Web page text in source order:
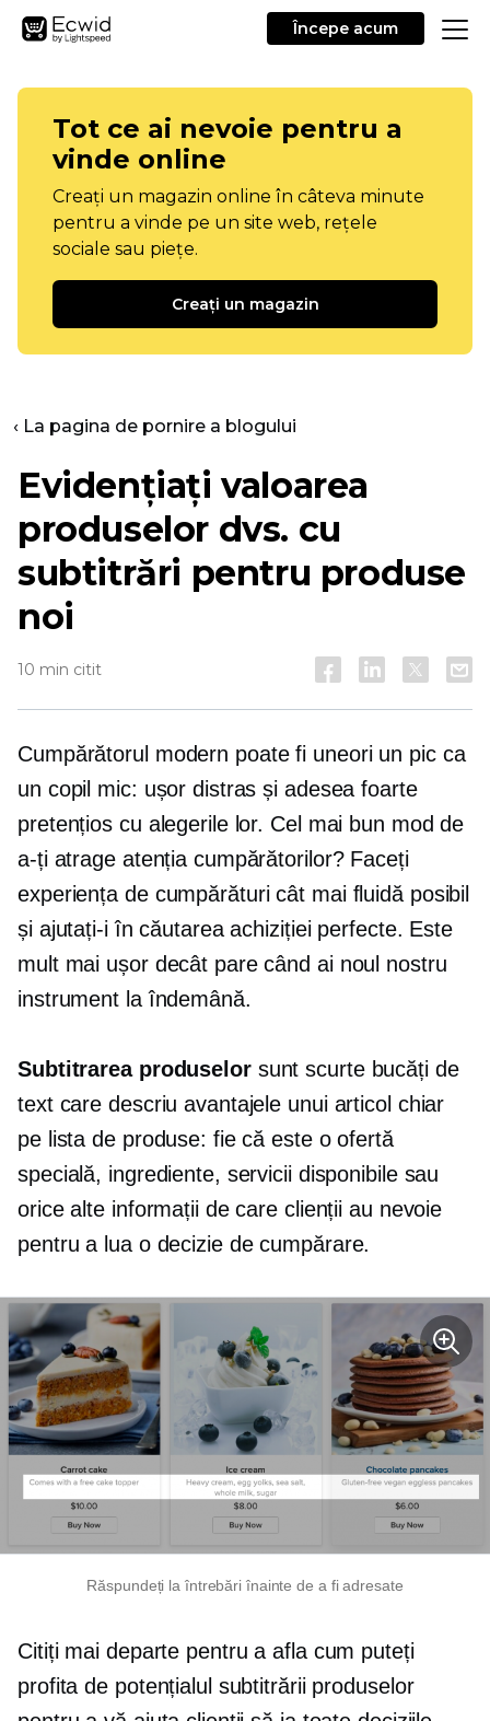
Începe acum
Tot ce ai nevoie pentru a
vinde online
Creați un magazin online în câteva minute
pentru a vinde pe un site web, rețele
sociale sau piețe.
Creați un magazin
‹ La pagina de pornire a blogului
Evidențiați valoarea
produselor dvs. cu
subtitrări pentru produse
noi
10 min citit
Cumpărătorul modern poate fi uneori un pic ca
un copil mic: ușor distras și adesea foarte
pretențios cu alegerile lor. Cel mai bun mod de
a-ți atrage atenția cumpărătorilor? Faceți
experiența de cumpărături cât mai fluidă posibil
și ajutați-i în căutarea achiziției perfecte. Este
mult mai ușor decât pare când ai noul nostru
instrument la îndemână.
Subtitrarea produselorsunt scurte bucăți de
text care descriu avantajele unui articol chiar
pe lista de produse: fie că este o ofertă
specială, ingrediente, servicii disponibile sau
orice alte informații de care clienții au nevoie
pentru a lua o decizie de cumpărare.
Răspundeți la întrebări înainte de a fi adresate
Citiți mai departe pentru a afla cum puteți
profita de potențialul subtitrării produselor